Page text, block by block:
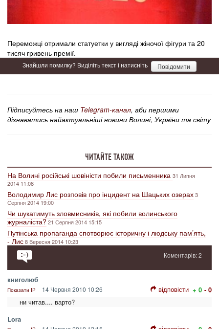
Переможці отримали статуетки у вигляді жіночої фігури та 20
тисяч гривень премії.
Знайшли помилку? Виділіть текст і натисніть Повідомити
Підписуйтесь на наш Telegram-канал, аби першими
дізнаватись найактуальніші новини Волині, України та світу
ЧИТАЙТЕ ТАКОЖ
На Волині російські шовіністи побили письменника 31 Липня
2014 11:08
Володимир Лис розповів про інцидент на Шацьких озерах3
Серпня 2014 19:00
Чи шукатимуть зловмисників, які побили волинського
журналіста?21 Серпня 2014 15:15
Путінська пропаганда спотворює історичну і людську пам’ять,
- Лис8 Вересня 2014 10:23
Коментарів: 2
книголюб
Показати IP 14 Червня 2010 10:26 відповісти + 0 - 0
ни читав.... варто?
Lora